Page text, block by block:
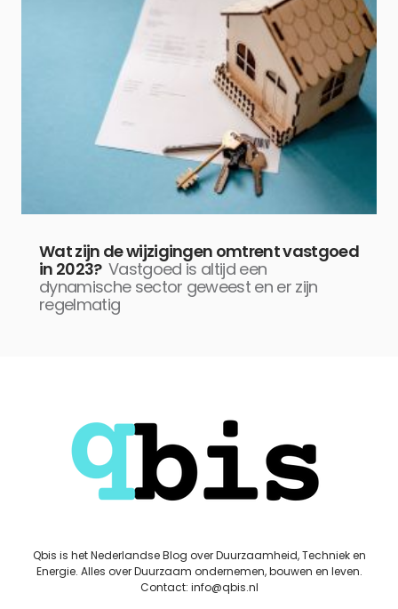
Wat zijn de wijzigingen omtrent vastgoed
in 2023? Vastgoed is altijd een
dynamische sector geweest en er zijn
regelmatig
Qbis is het Nederlandse Blog over Duurzaamheid, Techniek en
Energie. Alles over Duurzaam ondernemen, bouwen en leven.
Contact: info@qbis.nl